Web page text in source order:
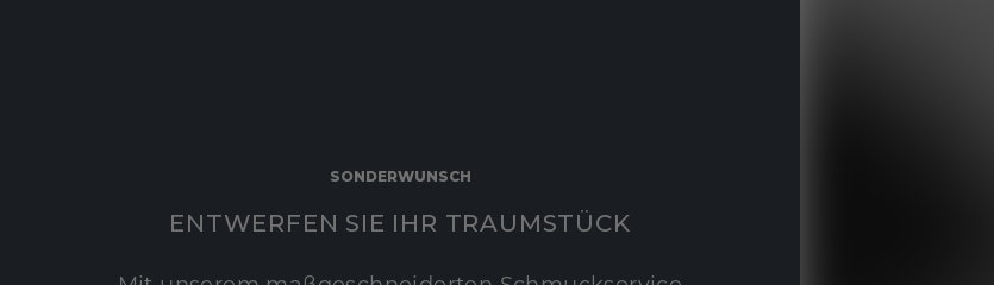
SONDERWUNSCH
ENTWERFEN SIE IHR TRAUMSTÜCK